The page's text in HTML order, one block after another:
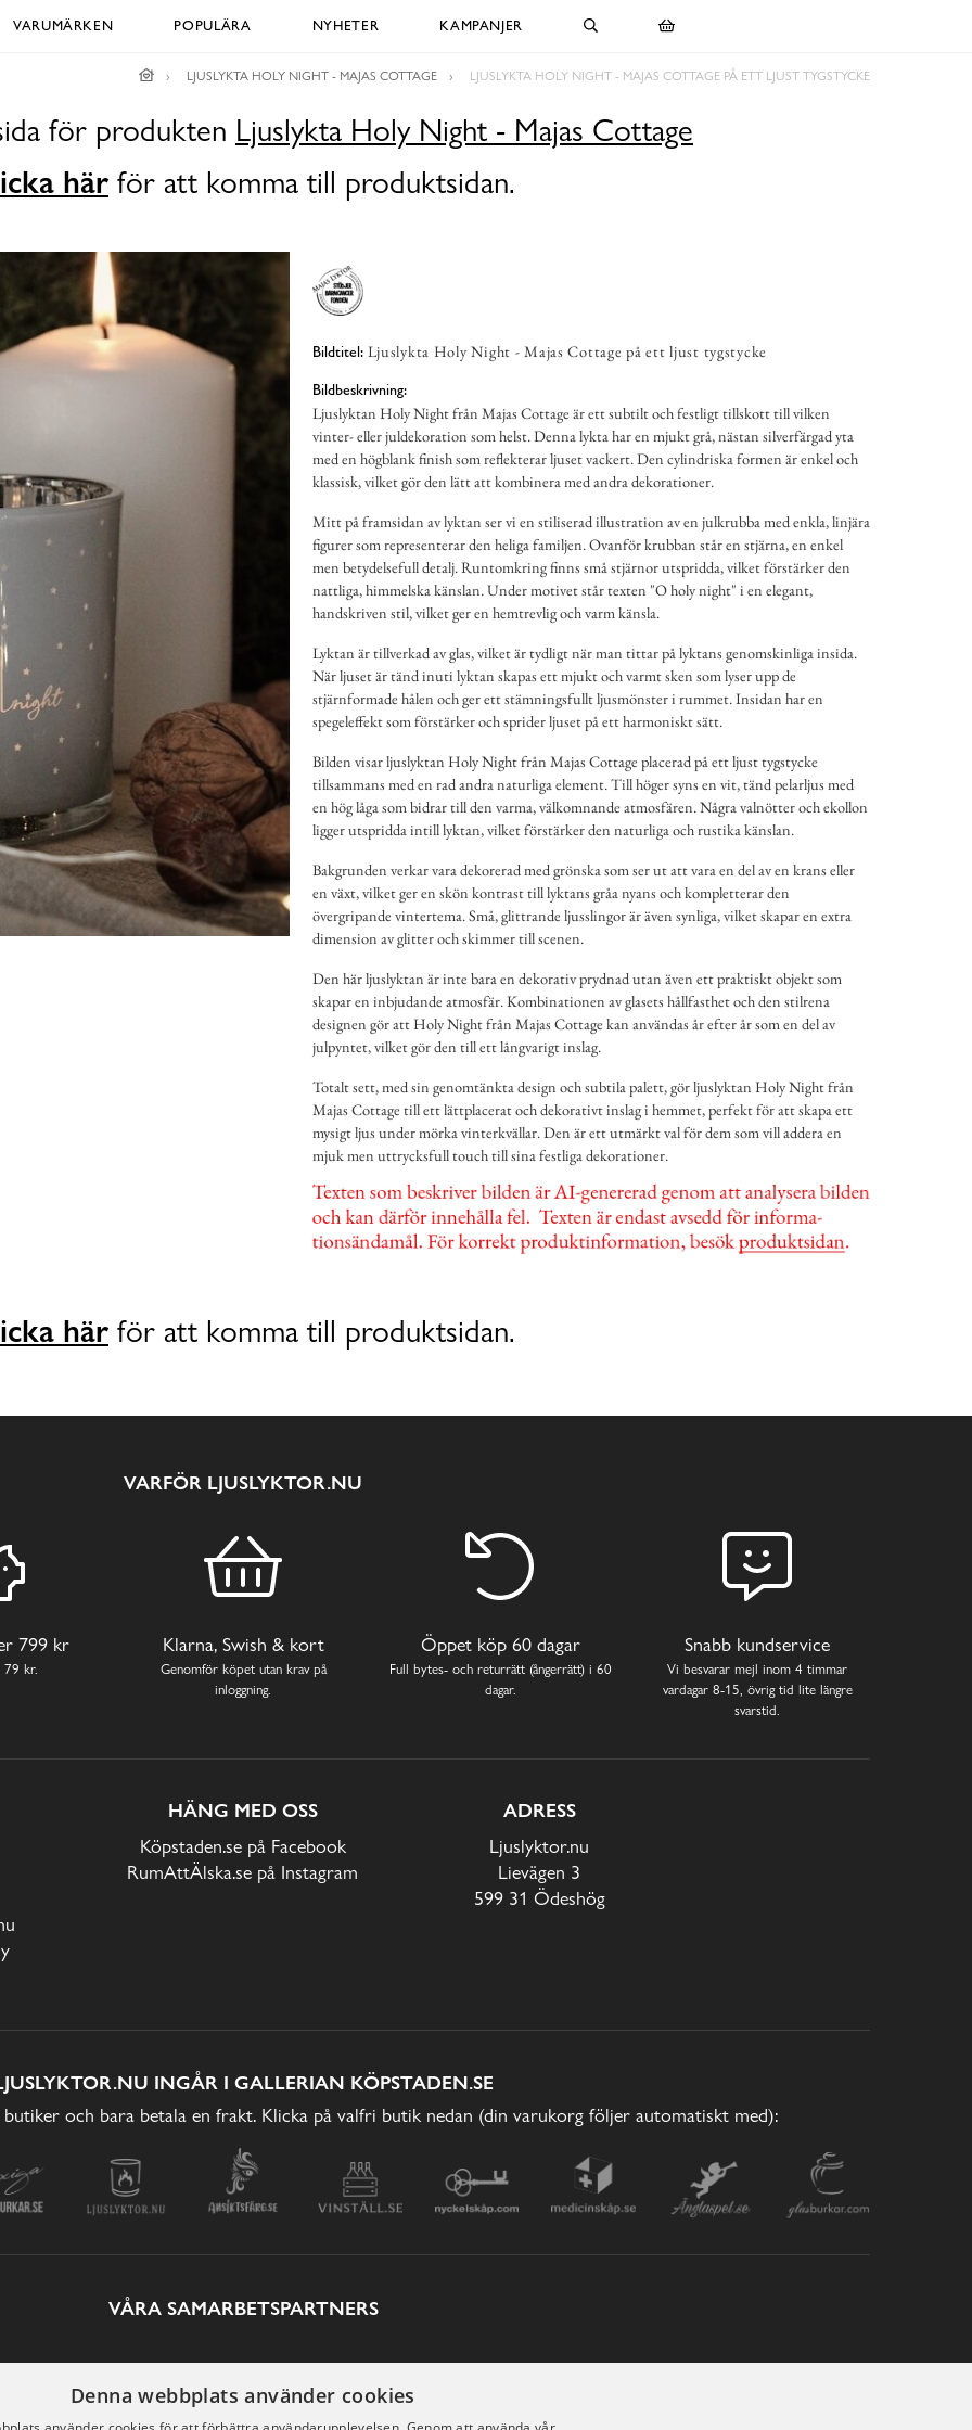
VARUMÄRKEN POPULÄRA NYHETER KAMPANJER
LJUSLYKTA HOLY NIGHT - MAJAS COTTAGE LJUSLYKTA HOLY NIGHT - MAJAS COTTAGE PÅ ETT LJUST TYGSTYCKE
för produkten Ljuslykta Holy Night - Majas Cottage
här för att komma till produktsidan.
Bildtitel: Ljuslykta Holy Night - Majas Cottage på ett ljust tygstycke
Bildbeskrivning:
Ljuslyktan Holy Night från Majas Cottage är ett subtilt och festligt tillskott till vilken
vinter- eller juldekoration som helst. Denna lykta har en mjukt grå, nästan silverfärgad yta
med en högblank finish som reflekterar ljuset vackert. Den cylindriska formen är enkel och
klassisk, vilket gör den lätt att kombinera med andra dekorationer.
Mitt på framsidan av lyktan ser vi en stiliserad illustration av en julkrubba med enkla, linjära
figurer som representerar den heliga familjen. Ovanför krubban står en stjärna, en enkel
men betydelsefull detalj. Runtomkring finns små stjärnor utspridda, vilket förstärker den
nattliga, himmelska känslan. Under motivet står texten "O holy night" i en elegant,
handskriven stil, vilket ger en hemtrevlig och varm känsla.
Lyktan är tillverkad av glas, vilket är tydligt när man tittar på lyktans genomskinliga insida.
När ljuset är tänd inuti lyktan skapas ett mjukt och varmt sken som lyser upp de
stjärnformade hålen och ger ett stämningsfullt ljusmönster i rummet. Insidan har en
spegeleffekt som förstärker och sprider ljuset på ett harmoniskt sätt.
Bilden visar ljuslyktan Holy Night från Majas Cottage placerad på ett ljust tygstycke
tillsammans med en rad andra naturliga element. Till höger syns en vit, tänd pelarljus med
en hög låga som bidrar till den varma, välkomnande atmosfären. Några valnötter och ekollon
ligger utspridda intill lyktan, vilket förstärker den naturliga och rustika känslan.
Bakgrunden verkar vara dekorerad med grönska som ser ut att vara en del av en krans eller
en växt, vilket ger en skön kontrast till lyktans gråa nyans och kompletterar den
övergripande vintertema. Små, glittrande ljusslingor är även synliga, vilket skapar en extra
dimension av glitter och skimmer till scenen.
Den här ljuslyktan är inte bara en dekorativ prydnad utan även ett praktiskt objekt som
skapar en inbjudande atmosfär. Kombinationen av glasets hållfasthet och den stilrena
designen gör att Holy Night från Majas Cottage kan användas år efter år som en del av
julpyntet, vilket gör den till ett långvarigt inslag.
Totalt sett, med sin genomtänkta design och subtila palett, gör ljuslyktan Holy Night från
Majas Cottage till ett lättplacerat och dekorativt inslag i hemmet, perfekt för att skapa ett
mysigt ljus under mörka vinterkvällar. Den är ett utmärkt val för dem som vill addera en
mjuk men uttrycksfull touch till sina festliga dekorationer.
här för att komma till produktsidan.
VARFÖR LJUSLYKTOR.NU
799 kr
79 kr.
Klarna, Swish & kort
Genomför köpet utan krav på
inloggning.
Öppet köp 60 dagar
Full bytes- och returrätt (ångerrätt) i 60
dagar.
Snabb kundservice
Vi besvarar mejl inom 4 timmar
vardagar 8-15, övrig tid lite längre
svarstid.
HÄNG MED OSS
Köpstaden.se på Facebook
RumAttÄlska.se på Instagram
ADRESS
Ljuslyktor.nu
Lievägen 3
599 31 Ödeshög
INGÅR I GALLERIAN KÖPSTADEN.SE
och bara betala en frakt. Klicka på valfri butik nedan (din varukorg följer automatiskt med):
VÅRA SAMARBETSPARTNERS
Denna webbplats använder cookies